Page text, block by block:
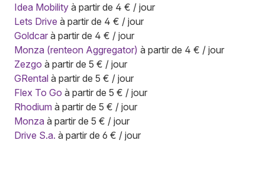
Idea Mobility à partir de 4 € / jour
Lets Drive à partir de 4 € / jour
Goldcar à partir de 4 € / jour
Monza (renteon Aggregator) à partir de 4 € / jour
Zezgo à partir de 5 € / jour
GRental à partir de 5 € / jour
Flex To Go à partir de 5 € / jour
Rhodium à partir de 5 € / jour
Monza à partir de 5 € / jour
Drive S.a. à partir de 6 € / jour